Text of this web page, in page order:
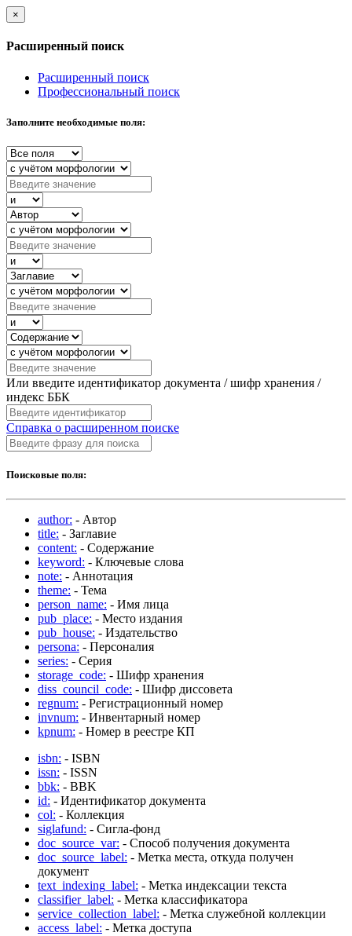
×
Расширенный поиск
Расширенный поиск
Профессиональный поиск
Заполните необходимые поля:
Или введите идентификатор документа / шифр хранения /
индекс ББК
Справка о расширенном поиске
Поисковые поля:
author: - Автор
title: - Заглавие
content: - Содержание
keyword: - Ключевые слова
note: - Аннотация
theme: - Тема
person_name: - Имя лица
pub_place: - Место издания
pub_house: - Издательство
persona: - Персоналия
series: - Серия
storage_code: - Шифр хранения
diss_council_code: - Шифр диссовета
regnum: - Регистрационный номер
invnum: - Инвентарный номер
kpnum: - Номер в реестре КП
isbn: - ISBN
issn: - ISSN
bbk: - BBK
id: - Идентификатор документа
col: - Коллекция
siglafund: - Сигла-фонд
doc_source_var: - Способ получения документа
doc_source_label: - Метка места, откуда получен
документ
text_indexing_label: - Метка индексации текста
classifier_label: - Метка классификатора
service_collection_label: - Метка служебной коллекции
access_label: - Метка доступа